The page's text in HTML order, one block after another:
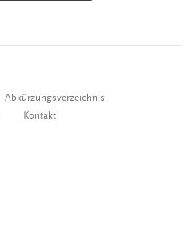
Abkürzungsverzeichnis
Kontakt